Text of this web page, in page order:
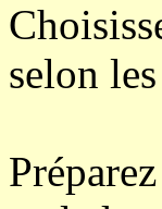
selon